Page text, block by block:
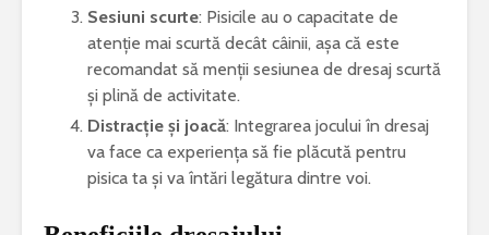
Sesiuni scurte: Pisicile au o capacitate de
atenție mai scurtă decât câinii, așa că este
recomandat să menții sesiunea de dresaj scurtă
și plină de activitate.
Distracție și joacă: Integrarea jocului în dresaj
va face ca experiența să fie plăcută pentru
pisica ta și va întări legătura dintre voi.